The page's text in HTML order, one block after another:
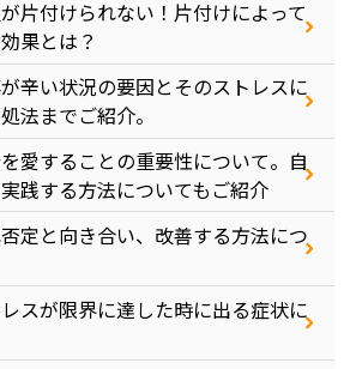
片付けられない！片付けによって
果とは？
が辛い状況の要因とそのストレスに
法までご紹介。
を愛することの重要性について。自
践する方法についてもご紹介
否定と向き合い、改善する方法につ
レスが限界に達した時に出る症状に